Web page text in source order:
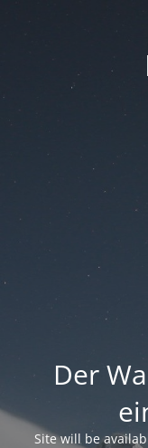
Der
Site will be